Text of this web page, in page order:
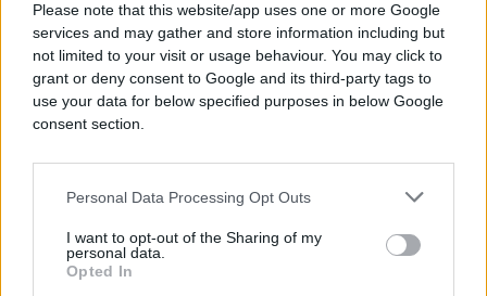
Please note that this website/app uses one or more Google
services and may gather and store information including but
not limited to your visit or usage behaviour. You may click to
grant or deny consent to Google and its third-party tags to
use your data for below specified purposes in below Google
consent section.
Personal Data Processing Opt Outs
I want to opt-out of the Sharing of my
personal data.
Opted In